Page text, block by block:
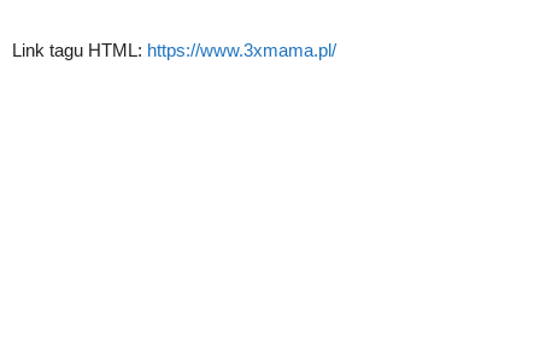
Link tagu HTML: https://www.3xmama.pl/